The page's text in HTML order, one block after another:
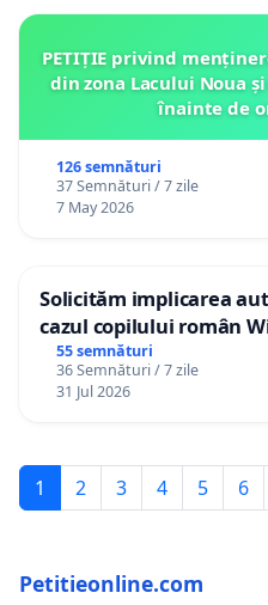
PETIȚIE privind
din zona Lacului Noua
înainte de
126 semnături
37 Semnături / 7 zile
7 May 2026
Solicităm implicarea
cazul copilului român
Gheorghe, aflat în
12 ani
55 semnături
36 Semnături / 7 zile
31 Jul 2026
1 2 3 4 5 6
Petitieonline.com